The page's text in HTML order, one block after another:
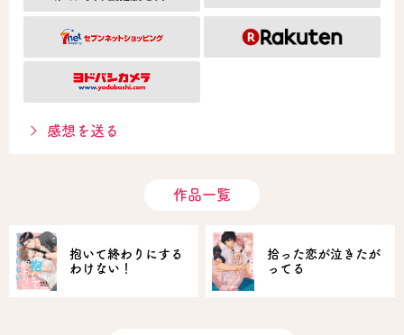
感想を送る
作品一覧
抱いて終わりにする
わけない！
拾った恋が泣きたが
ってる